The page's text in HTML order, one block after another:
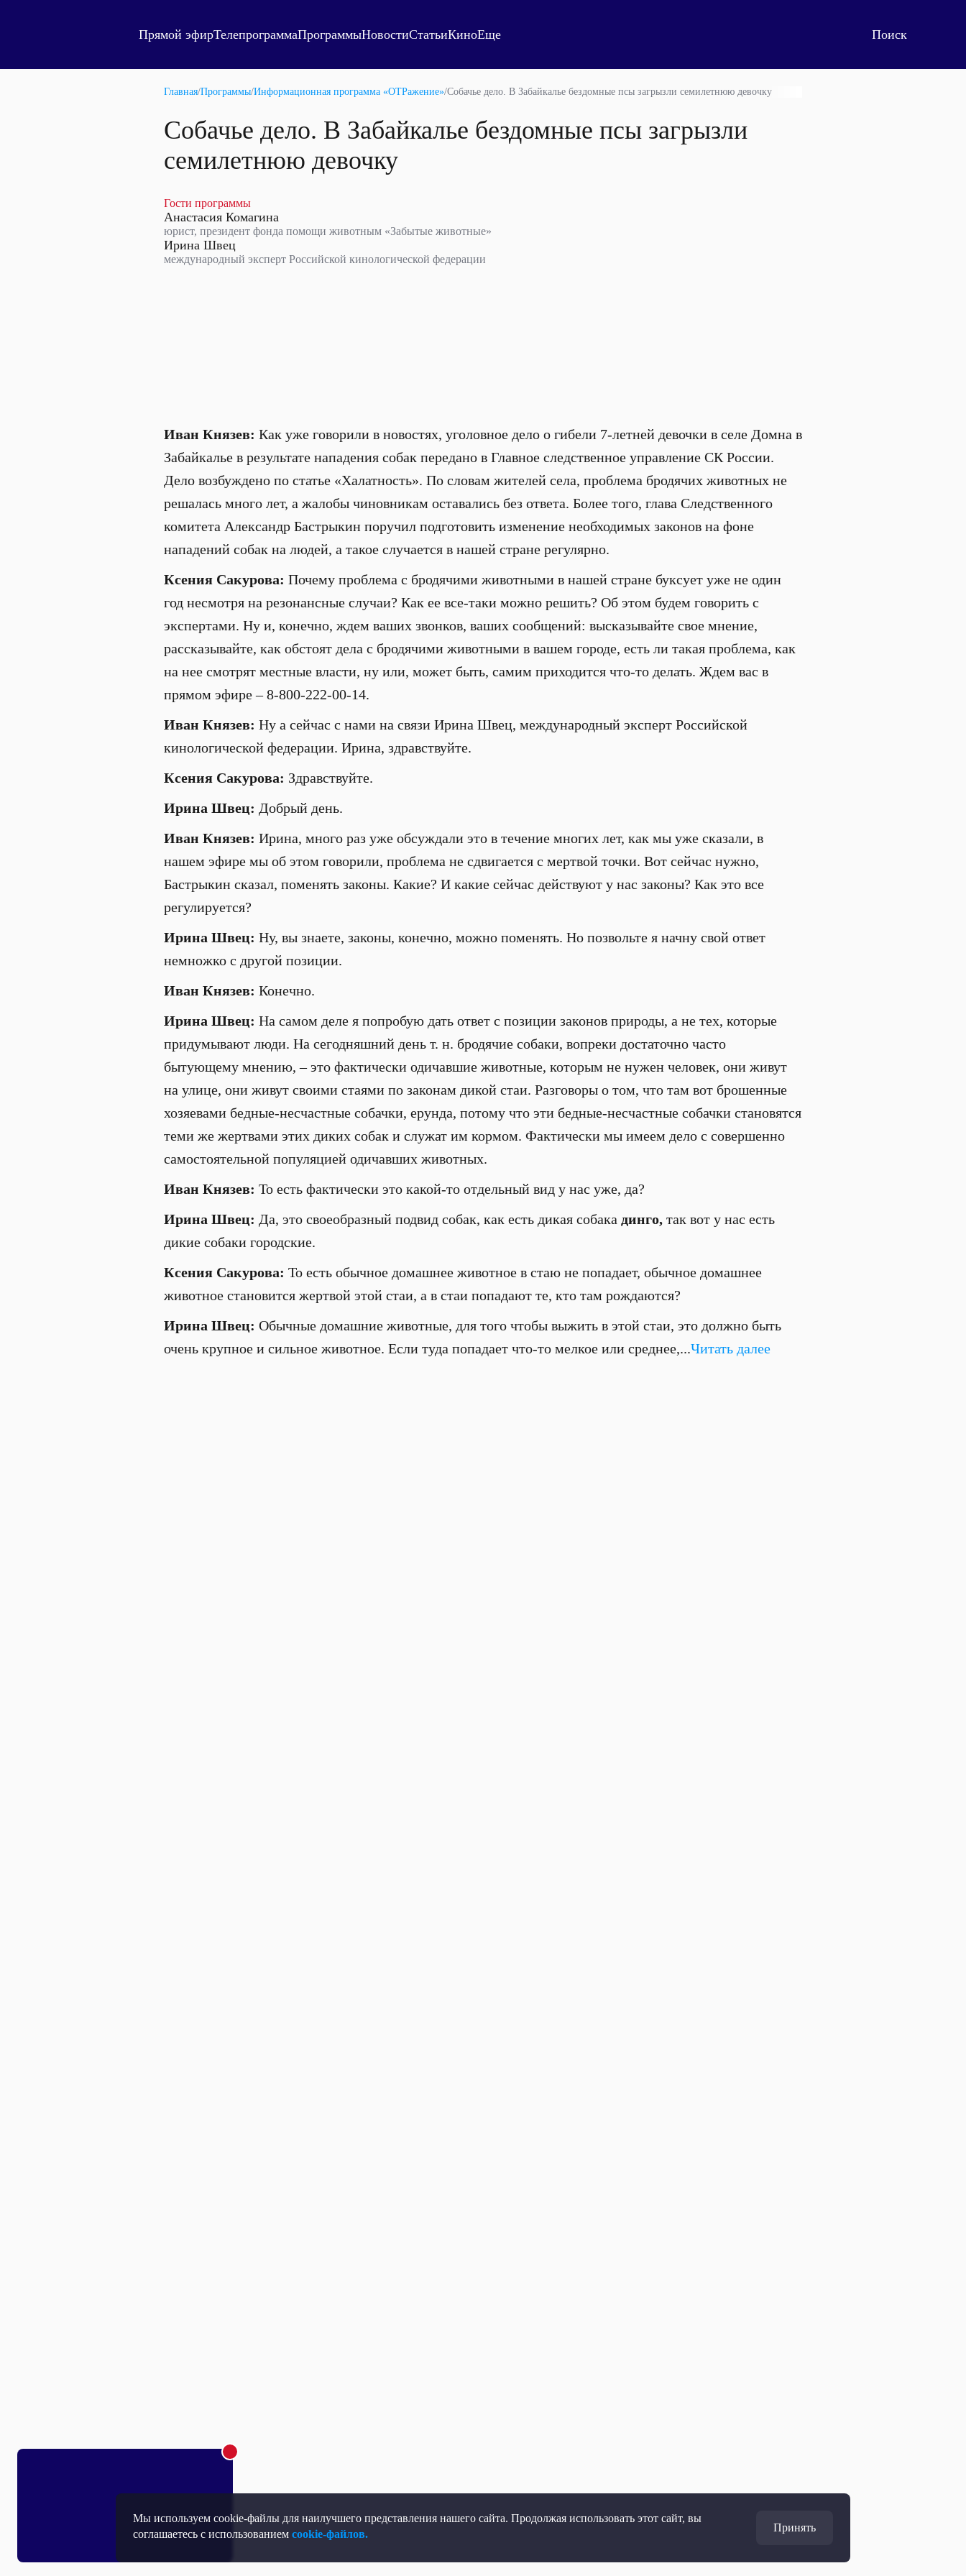
Мы используем cookie-файлы для наилучшего представления нашего сайта. Продолжая использовать этот сайт, вы
соглашаетесь с использованиемcookie-файлов.
Принять
Прямой эфирТелепрограммаПрограммыНовостиСтатьиКиноЕще
Главная/Программы/Информационная программа «ОТРажение»/Собачье дело. В Забайкалье бездомные псы загрызли семилетнюю девочку
Собачье дело. В Забайкалье бездомные псы загрызли
семилетнюю девочку
Гости программы
Анастасия Комагина
юрист, президент фонда помощи животным «Забытые животные»
Ирина Швец
международный эксперт Российской кинологической федерации
Иван Князев: Как уже говорили в новостях, уголовное дело о гибели 7-летней девочки в селе Домна в
Забайкалье в результате нападения собак передано в Главное следственное управление СК России.
Дело возбуждено по статье «Халатность». По словам жителей села, проблема бродячих животных не
решалась много лет, а жалобы чиновникам оставались без ответа. Более того, глава Следственного
комитета Александр Бастрыкин поручил подготовить изменение необходимых законов на фоне
нападений собак на людей, а такое случается в нашей стране регулярно.
Ксения Сакурова: Почему проблема с бродячими животными в нашей стране буксует уже не один
год несмотря на резонансные случаи? Как ее все-таки можно решить? Об этом будем говорить с
экспертами. Ну и, конечно, ждем ваших звонков, ваших сообщений: высказывайте свое мнение,
рассказывайте, как обстоят дела с бродячими животными в вашем городе, есть ли такая проблема, как
на нее смотрят местные власти, ну или, может быть, самим приходится что-то делать. Ждем вас в
прямом эфире – 8-800-222-00-14.
Иван Князев: Ну а сейчас с нами на связи Ирина Швец, международный эксперт Российской
кинологической федерации. Ирина, здравствуйте.
Ксения Сакурова: Здравствуйте.
Ирина Швец: Добрый день.
Иван Князев: Ирина, много раз уже обсуждали это в течение многих лет, как мы уже сказали, в
нашем эфире мы об этом говорили, проблема не сдвигается с мертвой точки. Вот сейчас нужно,
Бастрыкин сказал, поменять законы. Какие? И какие сейчас действуют у нас законы? Как это все
регулируется?
Ирина Швец: Ну, вы знаете, законы, конечно, можно поменять. Но позвольте я начну свой ответ
немножко с другой позиции.
Иван Князев: Конечно.
Ирина Швец: На самом деле я попробую дать ответ с позиции законов природы, а не тех, которые
придумывают люди. На сегодняшний день т. н. бродячие собаки, вопреки достаточно часто
бытующему мнению, – это фактически одичавшие животные, которым не нужен человек, они живут
на улице, они живут своими стаями по законам дикой стаи. Разговоры о том, что там вот брошенные
хозяевами бедные-несчастные собачки, ерунда, потому что эти бедные-несчастные собачки становятся
теми же жертвами этих диких собак и служат им кормом. Фактически мы имеем дело с совершенно
самостоятельной популяцией одичавших животных.
Иван Князев: То есть фактически это какой-то отдельный вид у нас уже, да?
Ирина Швец: Да, это своеобразный подвид собак, как есть дикая собака динго, так вот у нас есть
дикие собаки городские.
Ксения Сакурова: То есть обычное домашнее животное в стаю не попадает, обычное домашнее
животное становится жертвой этой стаи, а в стаи попадают те, кто там рождаются?
Ирина Швец: Обычные домашние животные, для того чтобы выжить в этой стаи, это должно быть
очень крупное и сильное животное. Если туда попадает что-то мелкое или среднее,...Читать далее